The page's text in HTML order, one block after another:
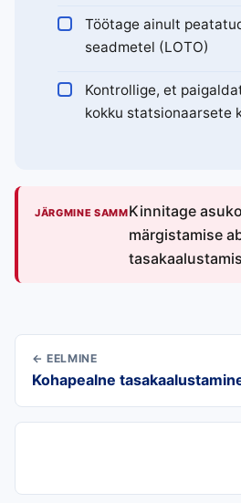
Töötage ainult
seadmetel (LOTO)
Kontrollige, et
kokku statsionaarsete
JÄRGMINE SAMMKinnitage
märgistamise
← EELMINE
Kohapealne